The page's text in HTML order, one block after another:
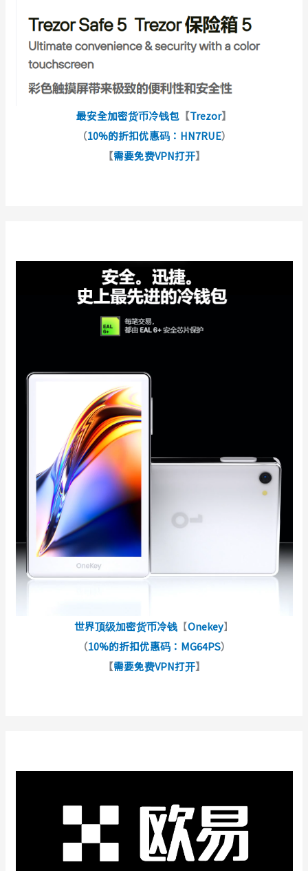
最安全加密货币冷钱包 【Trezor】
（10%的折扣优惠码：HN7RUE）
【需要免费VPN打开】
世界顶级加密货币冷钱 【Onekey】
（10%的折扣优惠码：MG64PS）
【需要免费VPN打开】